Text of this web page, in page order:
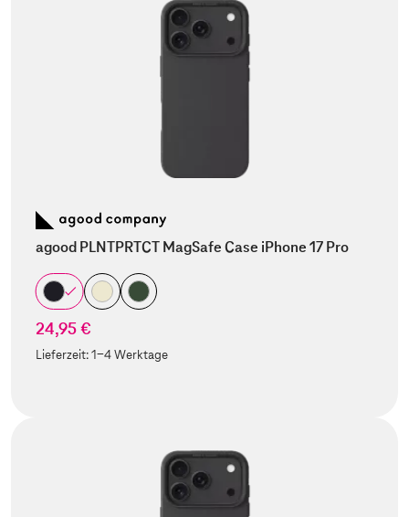
agood PLNTPRTCT MagSafe Case iPhone 17 Pro
24,95 €
Lieferzeit:1-4 Werktage